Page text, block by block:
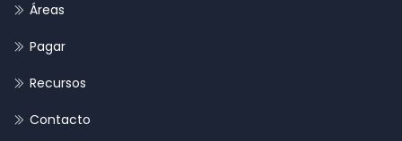
Áreas
Pagar
Recursos
Contacto